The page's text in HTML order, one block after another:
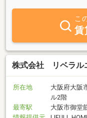
ーム、建て替え、住宅
速・丁寧に対応します
出来る環境・システム
でも結構です。ご相談
東3丁目7番1号【堺店】
阪店】 大阪府東大阪市
こ
賃
株式会社 リベラル
所在地
大阪府大阪
ル2階
最寄駅
大阪市御堂